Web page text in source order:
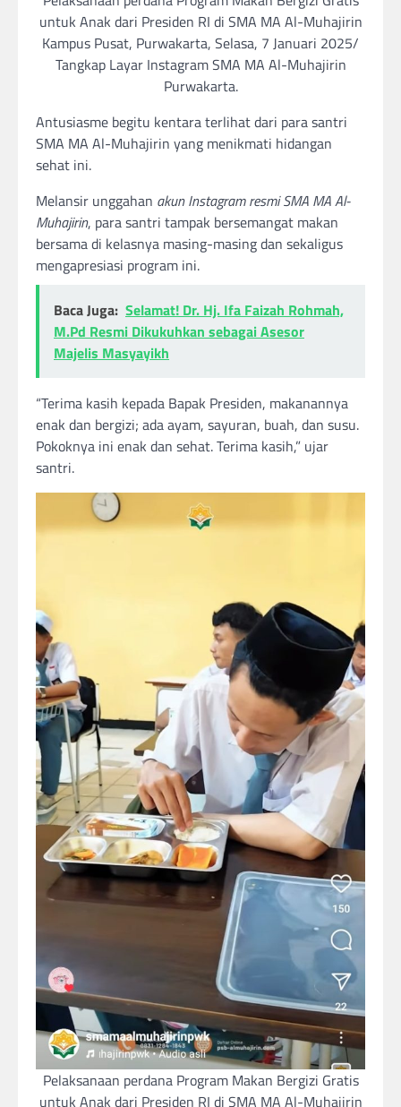
untuk Anak dari Presiden RI di SMA MA Al-Muhajirin
Kampus Pusat, Purwakarta, Selasa, 7 Januari 2025/
Tangkap Layar Instagram SMA MA Al-Muhajirin
Purwakarta.
Antusiasme begitu kentara terlihat dari para santri
SMA MA Al-Muhajirin yang menikmati hidangan
sehat ini.
Melansir unggahan akun Instagram resmi SMA MA Al-
Muhajirin, para santri tampak bersemangat makan
bersama di kelasnya masing-masing dan sekaligus
mengapresiasi program ini.
Baca Juga: Selamat! Dr. Hj. Ifa Faizah Rohmah,
M.Pd Resmi Dikukuhkan sebagai Asesor
Majelis Masyayikh
“Terima kasih kepada Bapak Presiden, makanannya
enak dan bergizi; ada ayam, sayuran, buah, dan susu.
Pokoknya ini enak dan sehat. Terima kasih,” ujar
santri.
Pelaksanaan perdana Program Makan Bergizi Gratis
untuk Anak dari Presiden RI di SMA MA Al-Muhajirin